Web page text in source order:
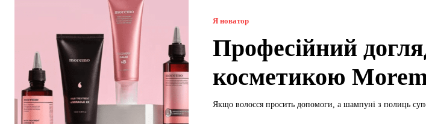
Я новатор
Професійний
косметикою
Якщо волосся просить допомоги, а шампуні з полиць